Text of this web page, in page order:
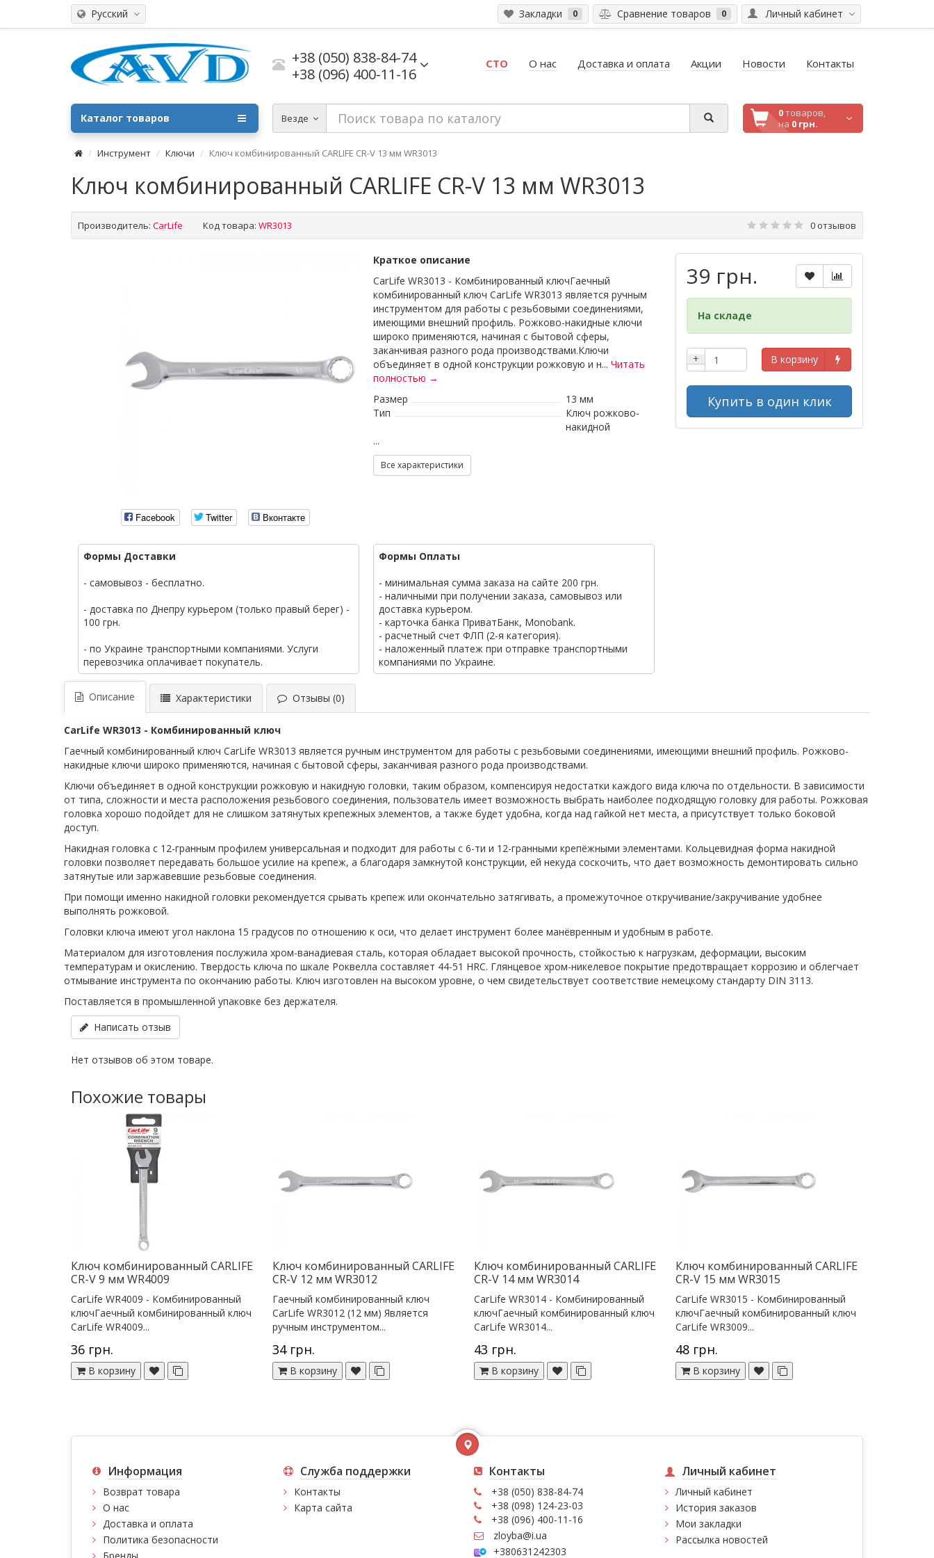
Русский Личный кабинет
Закладки 0 Сравнение товаров 0
+38 (050) 838-84-74
+38 (096) 400-11-16
СТО О нас Доставка и оплата Акции Новости Контакты
Везде 0товаров,
на 0 грн.
Каталог товаров
Инструмент Ключи Ключ комбинированный CARLIFE CR-V 13 мм WR3013
Ключ комбинированный CARLIFE CR-V 13 мм WR3013
Производитель: CarLife Код товара: WR3013 0 отзывов
Facebook Twitter Вконтакте
Краткое описание
CarLife WR3013 - Комбинированный ключГаечный
комбинированный ключ CarLife WR3013 является ручным
инструментом для работы с резьбовыми соединениями,
имеющими внешний профиль. Рожково-накидные ключи
широко применяются, начиная с бытовой сферы,
заканчивая разного рода производствами.Ключи
объединяет в одной конструкции рожковую и н... Читать
полностью →
Размер
13 мм
Тип
Ключ рожково-
накидной
...
Все характеристики
Формы Доставки
- самовывоз - бесплатно.
- доставка по Днепру курьером (только правый берег) -
100 грн.
- по Украине транспортными компаниями. Услуги
перевозчика оплачивает покупатель.
Формы Оплаты
- минимальная сумма заказа на сайте 200 грн.
- наличными при получении заказа, самовывоз или
доставка курьером.
- карточка банка ПриватБанк, Monobank.
- расчетный счет ФЛП (2-я категория).
- наложенный платеж при отправке транспортными
компаниями по Украине.
39 грн.
На складе
+ В корзину
Купить в один клик
Описание Характеристики Отзывы (0)
CarLife WR3013 - Комбинированный ключ
Гаечный комбинированный ключ CarLife WR3013 является ручным инструментом для работы с резьбовыми соединениями, имеющими внешний профиль. Рожково-
накидные ключи широко применяются, начиная с бытовой сферы, заканчивая разного рода производствами.
Ключи объединяет в одной конструкции рожковую и накидную головки, таким образом, компенсируя недостатки каждого вида ключа по отдельности. В зависимости
от типа, сложности и места расположения резьбового соединения, пользователь имеет возможность выбрать наиболее подходящую головку для работы. Рожковая
головка хорошо подойдет для не слишком затянутых крепежных элементов, а также будет удобна, когда над гайкой нет места, а присутствует только боковой
доступ.
Накидная головка с 12-гранным профилем универсальная и подходит для работы с 6-ти и 12-гранными крепёжными элементами. Кольцевидная форма накидной
головки позволяет передавать большое усилие на крепеж, а благодаря замкнутой конструкции, ей некуда соскочить, что дает возможность демонтировать сильно
затянутые или заржавевшие резьбовые соединения.
При помощи именно накидной головки рекомендуется срывать крепеж или окончательно затягивать, а промежуточное откручивание/закручивание удобнее
выполнять рожковой.
Головки ключа имеют угол наклона 15 градусов по отношению к оси, что делает инструмент более манёвренным и удобным в работе.
Материалом для изготовления послужила хром-ванадиевая сталь, которая обладает высокой прочность, стойкостью к нагрузкам, деформации, высоким
температурам и окислению. Твердость ключа по шкале Роквелла составляет 44-51 HRC. Глянцевое хром-никелевое покрытие предотвращает коррозию и облегчает
отмывание инструмента по окончанию работы. Ключ изготовлен на высоком уровне, о чем свидетельствует соответствие немецкому стандарту DIN 3113.
Поставляется в промышленной упаковке без держателя.
Написать отзыв
Нет отзывов об этом товаре.
Похожие товары
Ключ комбинированный CARLIFE
CR-V 9 мм WR4009
CarLife WR4009 - Комбинированный
ключГаечный комбинированный ключ
CarLife WR4009...
36 грн.
В корзину
Ключ комбинированный CARLIFE
CR-V 12 мм WR3012
Гаечный комбинированный ключ
CarLife WR3012 (12 мм) Является
ручным инструментом...
34 грн.
В корзину
Ключ комбинированный CARLIFE
CR-V 14 мм WR3014
CarLife WR3014 - Комбинированный
ключГаечный комбинированный ключ
CarLife WR3014...
43 грн.
В корзину
Ключ комбинированный CARLIFE
CR-V 15 мм WR3015
CarLife WR3015 - Комбинированный
ключГаечный комбинированный ключ
CarLife WR3009...
48 грн.
В корзину
Информация
Возврат товара
О нас
Доставка и оплата
Политика безопасности
Служба поддержки
Контакты
Карта сайта
Контакты
+38 (050) 838-84-74
+38 (098) 124-23-03
+38 (096) 400-11-16
zloyba@i.ua
+380631242303
Личный кабинет
Личный кабинет
История заказов
Мои закладки
Рассылка новостей